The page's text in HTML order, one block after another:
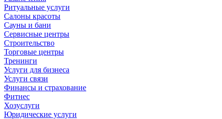
Ритуальные услуги
Салоны красоты
Сауны и бани
Сервисные центры
Строительство
Торговые центры
Тренинги
Услуги для бизнеса
Услуги связи
Финансы и страхование
Фитнес
Хозуслуги
Юридические услуги